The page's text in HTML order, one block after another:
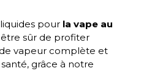
pour la vape au
être sûr de profiter
vapeur complète et
grâce à notre